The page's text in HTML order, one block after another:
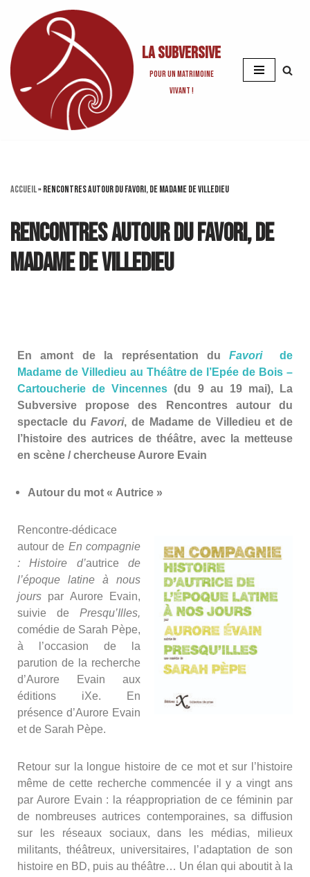
Aller
au
contenu
La Subversive
Pour un matrimoine
vivant !
Accueil»Rencontres autour du Favori, de Madame de Villedieu
Rencontres autour du Favori, de
Madame de Villedieu
En amont de la représentation duFavori
de
Madame de Villedieu au Théâtre de l’Epée de Bois –
Cartoucherie de Vincennes (du 9 au 19 mai), La
Subversive propose des Rencontres autour du
spectacle duFavori, de Madame de Villedieu et de
l’histoire des autrices de théâtre, avec la metteuse
en scène / chercheuse Aurore Evain
Autour du mot « Autrice »
Rencontre-dédicace
autour de En compagnie
: Histoire d’autrice de
l’époque latine à nous
jours par Aurore Evain,
suivie de Presqu’Illes,
comédie de Sarah Pèpe,
à l’occasion de la
parution de la recherche
d’Aurore Evain aux
éditions iXe. En
présence d’Aurore Evain
et de Sarah Pèpe.
Retour sur la longue histoire de ce mot et sur l’histoire
même de cette recherche commencée il y a vingt ans
par Aurore Evain : la réappropriation de ce féminin par
de nombreuses autrices contemporaines, sa diffusion
sur les réseaux sociaux, dans les médias, milieux
militants, théâtreux, universitaires, l’adaptation de son
histoire en BD, puis au théâtre… Un élan qui aboutit à la